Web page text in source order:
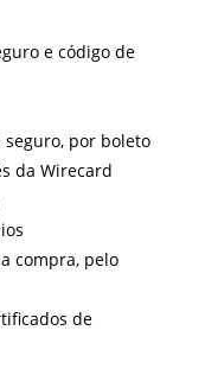
e código de
seguro, por boleto
da Wirecard
compra, pelo
de